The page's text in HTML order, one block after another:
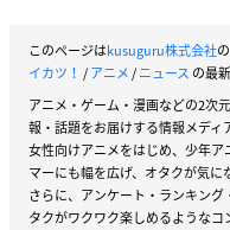
このページはkusuguru株式会社
イカツ！ /アニメ/ニュース の最
アニメ・ゲーム・漫画などの2次
報・話題をお届けする情報メディ
女性向けアニメをはじめ、少年
マーにも幅を広げ、オタクが気に
さらに、アンケート・ランキン
タクがワクワク楽しめるようなコ